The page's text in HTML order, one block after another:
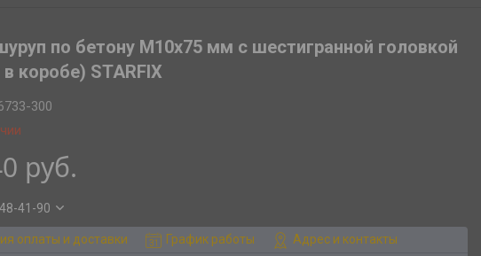
по бетону М10х75 мм с шестигранной головкой
коробе) STARFIX
300
руб.
41-90
оплаты и доставки График работы Адрес и контакты